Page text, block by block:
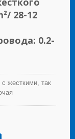
28-12
0.2-
жесткими, так
методам
легко